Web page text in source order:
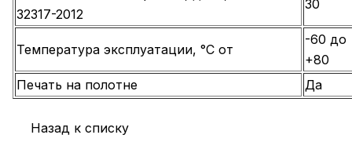
32317-2012
30
Температура эксплуатации, °С от
-60 до
+80
Печать на полотне
Да
Назад к списку